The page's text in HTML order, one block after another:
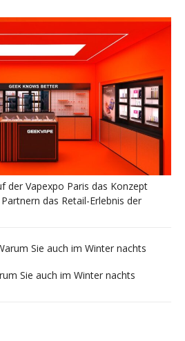
der Vapexpo Paris das Konzept
Partnern das Retail-Erlebnis der
Sie auch im Winter nachts